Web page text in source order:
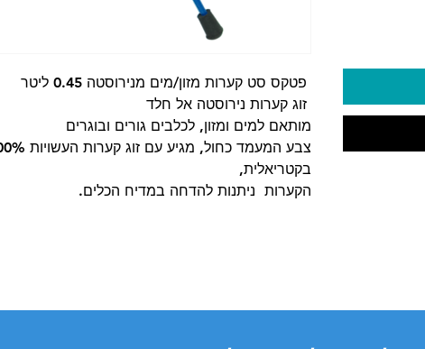
פטקס סט קערות מזון/מים מנירוסטה 0.45 ליטר
זוג קערות נירוסטה אל חלד
מותאם למים ומזון, לכלבים גורים ובוגרים
בקטריאלית,
הקערות ניתנות להדחה במדיח הכלים.